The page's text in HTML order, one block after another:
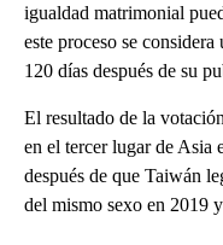
igualdad matrimonial
este proceso se
120 días después de su
El resultado de la
en el tercer lugar de Asia
después de que Taiwán
del mismo sexo en 2019